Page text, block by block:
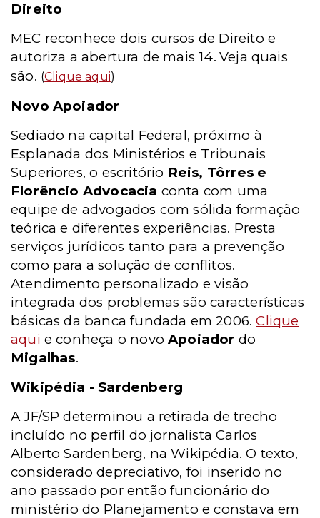
Direito
MEC reconhece dois cursos de Direito e
autoriza a abertura de mais 14. Veja quais
são. (Clique aqui)
Novo Apoiador
Sediado na capital Federal, próximo à
Esplanada dos Ministérios e Tribunais
Superiores, o escritório Reis, Tôrres e
Florêncio Advocacia conta com uma
equipe de advogados com sólida formação
teórica e diferentes experiências. Presta
serviços jurídicos tanto para a prevenção
como para a solução de conflitos.
Atendimento personalizado e visão
integrada dos problemas são características
básicas da banca fundada em 2006.Clique
aqui e conheça o novoApoiador do
Migalhas.
Wikipédia - Sardenberg
A JF/SP determinou a retirada de trecho
incluído no perfil do jornalista Carlos
Alberto Sardenberg, na Wikipédia. O texto,
considerado depreciativo, foi inserido no
ano passado por então funcionário do
ministério do Planejamento e constava em